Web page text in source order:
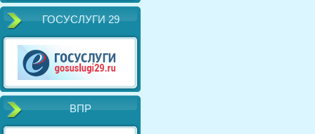
ГОСУСЛУГИ 29
ВПР